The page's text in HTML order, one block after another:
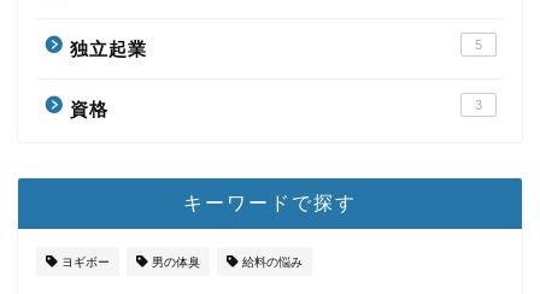
独立起業 5
資格 3
キーワードで探す
ヨギボー 男の体臭 給料の悩み